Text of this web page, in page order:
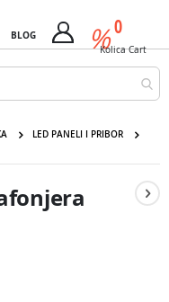
BLOG %
Cart 0
Kolica Cart
LED PANELI I PRIBOR